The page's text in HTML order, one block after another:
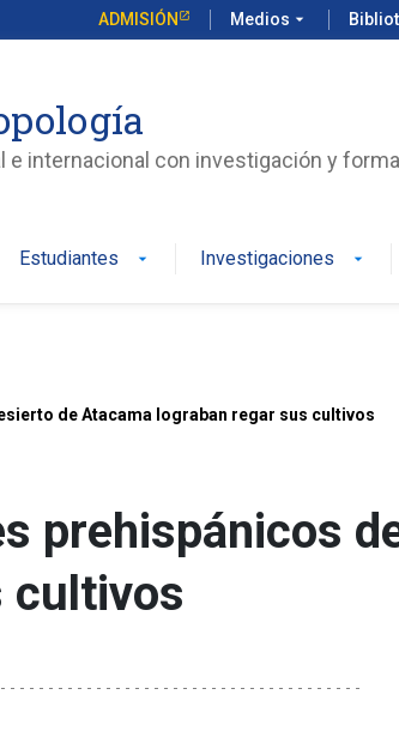
ADMISIÓN Medios arrow_drop_down
e internacional con investigación y
Estudiantes arrow_drop_down Investigaciones arrow_drop_down
de Atacama lograban regar sus cultivos
prehispánicos
cultivos